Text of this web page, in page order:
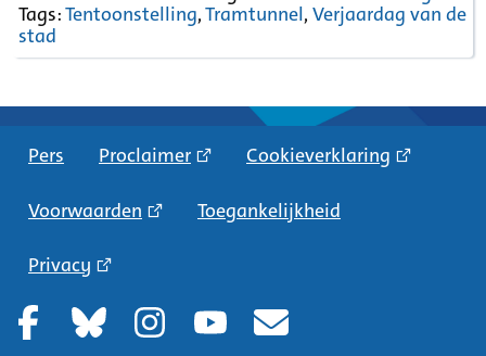
Tags:Tentoonstelling,Tramtunnel,Verjaardag van de
stad
Pers Proclaimer Cookieverklaring
Voorwaarden Toegankelijkheid
Privacy